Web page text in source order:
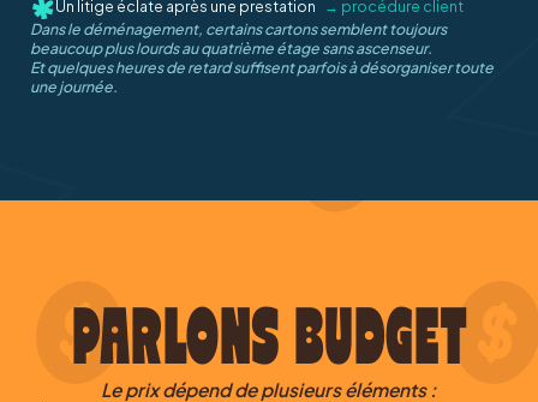
Un litige éclate après une prestation
→ procédure client
Dans le déménagement, certains cartons semblent toujours
beaucoup plus lourds au quatrième étage sans ascenseur.
Et quelques heures de retard suffisent parfois à désorganiser toute
une journée.
PARLONS BUDGET
Le prix dépend de plusieurs éléments :